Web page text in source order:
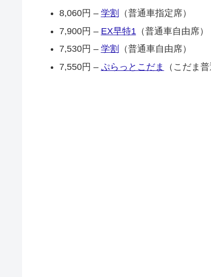
8,060円 – 学割
（普通車指定席）
7,900円 – EX早特1 （普通車自由席）
7,530円 – 学割
（普通車自由席）
7,550円 – ぷらっとこだま （こだま